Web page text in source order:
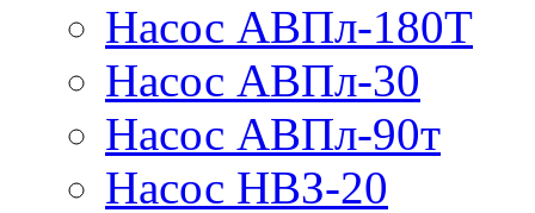
Насос АВПл-180Т
Насос АВПл-30
Насос АВПл-90т
Насос НВЗ-20